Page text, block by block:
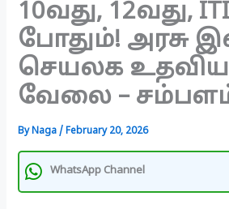
10வது, 12வது,
போதும்! அரசு
செயலக
வேலை – சம்பளம்
ByNaga/February 20, 2026
WhatsApp Channel